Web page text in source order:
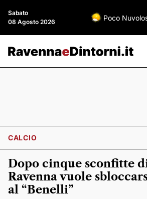
Sabato
08 Agosto 2026
Poco
CALCIO
Dopo cinque sconfitte
Ravenna vuole
al “Benelli”